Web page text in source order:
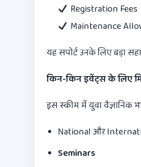
Registration Fees
Maintenance
यह सपोर्ट उनके लिए बड़ा
किन-किन इवेंट्स के लिए
इस स्कीम में युवा वैज्ञानिक
National और
Seminars